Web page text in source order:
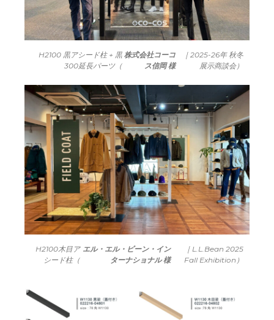
H2100 黒アシード柱 + 黒
300延長パーツ（
株式会社コーコ
ス信岡 様
｜2025-26年 秋冬
展示商談会）
H2100木目ア
シード柱（
エル・エル・ビーン・イン
ターナショナル 様
｜L.L.Bean 2025
Fall Exhibition）